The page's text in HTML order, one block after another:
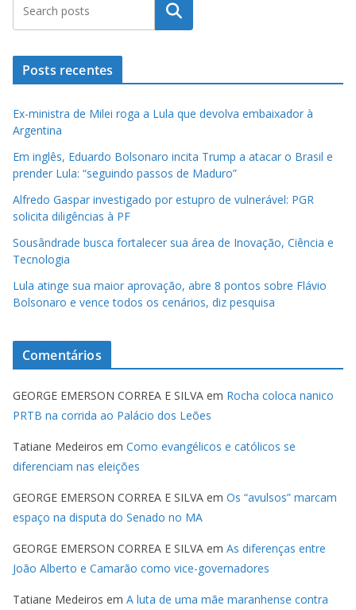
Pesquisar
Posts recentes
Ex-ministra de Milei roga a Lula que devolva embaixador à
Argentina
Em inglês, Eduardo Bolsonaro incita Trump a atacar o Brasil e
prender Lula: “seguindo passos de Maduro”
Alfredo Gaspar investigado por estupro de vulnerável: PGR
solicita diligências à PF
Sousândrade busca fortalecer sua área de Inovação, Ciência e
Tecnologia
Lula atinge sua maior aprovação, abre 8 pontos sobre Flávio
Bolsonaro e vence todos os cenários, diz pesquisa
Comentários
GEORGE EMERSON CORREA E SILVA em Rocha coloca nanico
PRTB na corrida ao Palácio dos Leões
Tatiane Medeiros em Como evangélicos e católicos se
diferenciam nas eleições
GEORGE EMERSON CORREA E SILVA em Os “avulsos” marcam
espaço na disputa do Senado no MA
GEORGE EMERSON CORREA E SILVA em As diferenças entre
João Alberto e Camarão como vice-governadores
Tatiane Medeiros em A luta de uma mãe maranhense contra